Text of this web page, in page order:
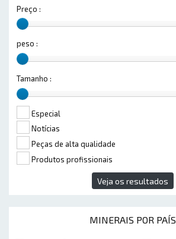
Preço :
peso :
Tamanho :
Especial
Notícias
Peças de alta qualidade
Produtos profissionais
Veja os resultados
MINERAIS POR PAÍS